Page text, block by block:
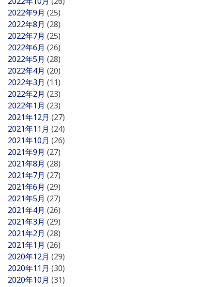
2022年9月 (25)
2022年8月 (28)
2022年7月 (25)
2022年6月 (26)
2022年5月 (28)
2022年4月 (20)
2022年3月 (11)
2022年2月 (23)
2022年1月 (23)
2021年12月 (27)
2021年11月 (24)
2021年10月 (26)
2021年9月 (27)
2021年8月 (28)
2021年7月 (27)
2021年6月 (29)
2021年5月 (27)
2021年4月 (26)
2021年3月 (29)
2021年2月 (28)
2021年1月 (26)
2020年12月 (29)
2020年11月 (30)
2020年10月 (31)